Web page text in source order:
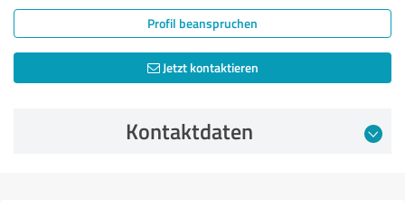
Profil beanspruchen
Jetzt kontaktieren
Kontaktdaten